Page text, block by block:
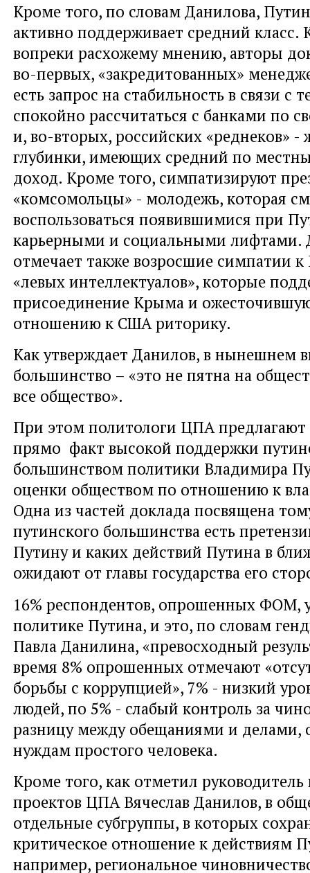
Кроме того, по словам Данилова,
активно поддерживает средний класс.
вопреки расхожему мнению, авторы
во-первых, «закредитованных»
есть запрос на стабильность в связи с
спокойно рассчитаться с банками по
и, во-вторых, российских «реднеков» -
глубинки, имеющих средний по
доход. Кроме того, симпатизируют
«комсомольцы» - молодежь, которая
воспользоваться появившимися при
карьерными и социальными лифтами.
отмечает также возросшие симпатии
«левых интеллектуалов», которые
присоединение Крыма и
отношению к США риторику.
Как утверждает Данилов, в нынешнем
большинство – «это не пятна на
все общество».
При этом политологи ЦПА предлагают
прямо факт высокой поддержки
большинством политики Владимира
оценки обществом по отношению к
Одна из частей доклада посвящена
путинского большинства есть
Путину и каких действий Путина в
ожидают от главы государства его
16% респондентов, опрошенных ФОМ,
политике Путина, и это, по словам
Павла Данилина, «превосходный
время 8% опрошенных отмечают
борьбы с коррупцией», 7% - низкий
людей, по 5% - слабый контроль за
разницу между обещаниями и делами,
нуждам простого человека.
Кроме того, как отметил
проектов ЦПА Вячеслав Данилов, в
отдельные субгруппы, в которых
критическое отношение к действиям
например, региональное